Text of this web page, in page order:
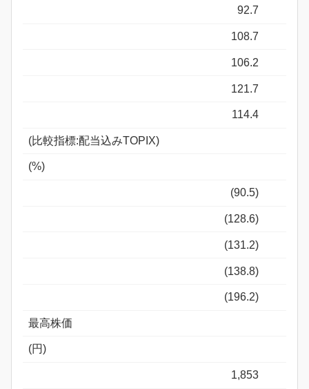
92.7
108.7
106.2
121.7
114.4
(比較指標:配当込みTOPIX)
(%)
(90.5)
(128.6)
(131.2)
(138.8)
(196.2)
最高株価
(円)
1,853